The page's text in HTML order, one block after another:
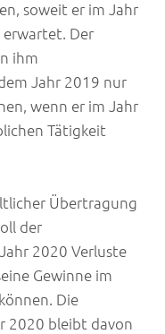
soweit er im Jahr
erwartet. Der
ihm
Jahr 2019 nur
wenn er im Jahr
Tätigkeit
Übertragung
der
2020 Verluste
Gewinne im
Die
2020 bleibt davon